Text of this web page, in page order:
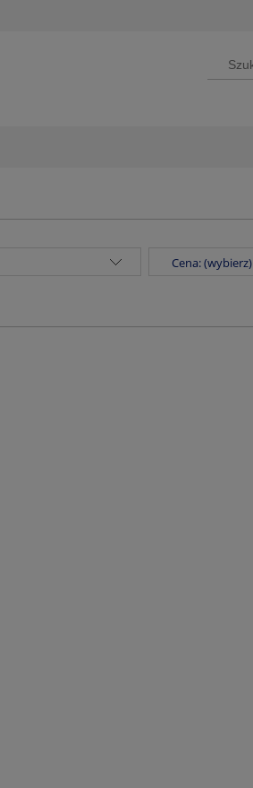
Cena: (wybierz)